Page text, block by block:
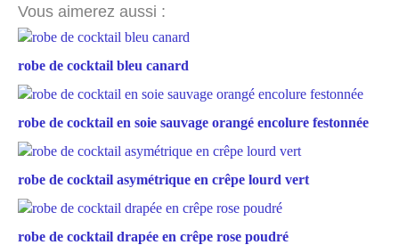
Vous aimerez aussi :
robe de cocktail bleu canard
robe de cocktail en soie sauvage orangé encolure festonnée
robe de cocktail asymétrique en crêpe lourd vert
robe de cocktail drapée en crêpe rose poudré